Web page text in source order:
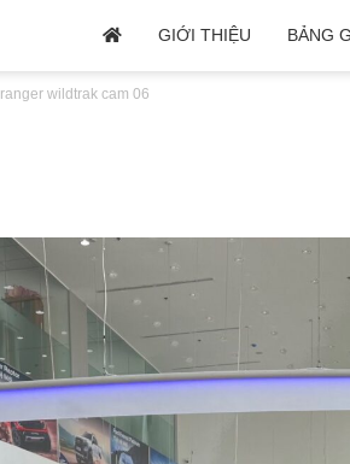
GIỚI THIỆU BẢNG
ranger wildtrak cam 06